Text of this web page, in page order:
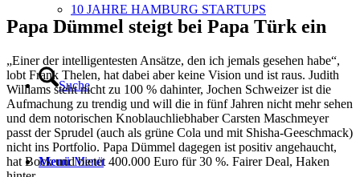
10 JAHRE HAMBURG STARTUPS
Suche
Menü Menü
Papa Dümmel steigt bei Papa Türk ein
„Einer der intelligentesten Ansätze, den ich jemals gesehen habe“,
lobt Frank Thelen, hat dabei aber keine Vision und ist raus. Judith
Williams steht nicht zu 100 % dahinter, Jochen Schweizer ist die
Aufmachung zu trendig und will die in fünf Jahren nicht mehr sehen
und dem notorischen Knoblauchliebhaber Carsten Maschmeyer
passt der Sprudel (auch als grüne Cola und mit Shisha-Geeschmack)
nicht ins Portfolio. Papa Dümmel dagegen ist positiv angehaucht,
hat Bock und bietet 400.000 Euro für 30 %. Fairer Deal, Haken